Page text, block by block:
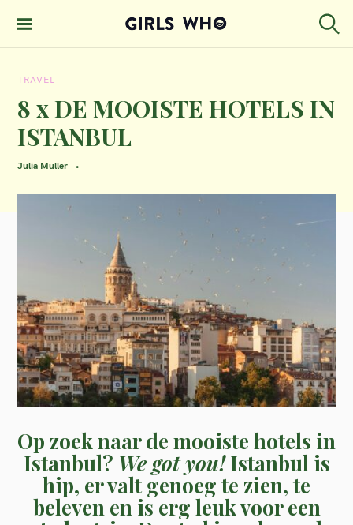
GIRLS WHO
c
h
TRAVEL
8 x DE MOOISTE HOTELS IN
ISTANBUL
Julia Muller
Op zoek naar de mooiste hotels in
Istanbul? We got you!Istanbul is
hip, er valt genoeg te zien, te
beleven en is erg leuk voor een